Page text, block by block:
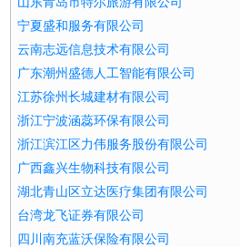
宁夏盛和服务有限公司
云南志远信息技术有限公司
广东潮州盛德人工智能有限公司
江苏徐州长城建材有限公司
浙江宁波涵蕊环保有限公司
浙江滨江区力伟服务股份有限公司
广西鑫兴生物科技有限公司
湖北青山区立达医疗集团有限公司
台湾龙飞证券有限公司
四川南充蓝沃保险有限公司